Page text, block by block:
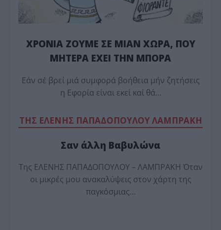
ΧΡΟΝΙΑ ΖΟΥΜΕ ΣΕ ΜΙΑΝ ΧΩΡΑ, ΠΟΥ
ΜΗΤΕΡΑ ΕΧΕΙ ΤΗΝ ΜΠΟΡΑ
Εάν σέ βρεί μιά συμφορά βοήθεια μήν ζητήσεις
η Εφορία είναι εκεί καί θά…
TΗΣ ΕΛΕΝΗΣ ΠΑΠΑΔΟΠΟΥΛΟΥ ΛΑΜΠΡΑΚΗ
Σαν άλλη Βαβυλώνα
Της ΕΛΕΝΗΣ ΠΑΠΑΔΟΠΟΥΛΟΥ – ΛΑΜΠΡΑΚΗ Όταν
οι μικρές μου ανακαλύψεις στον χάρτη της
παγκόσμιας…